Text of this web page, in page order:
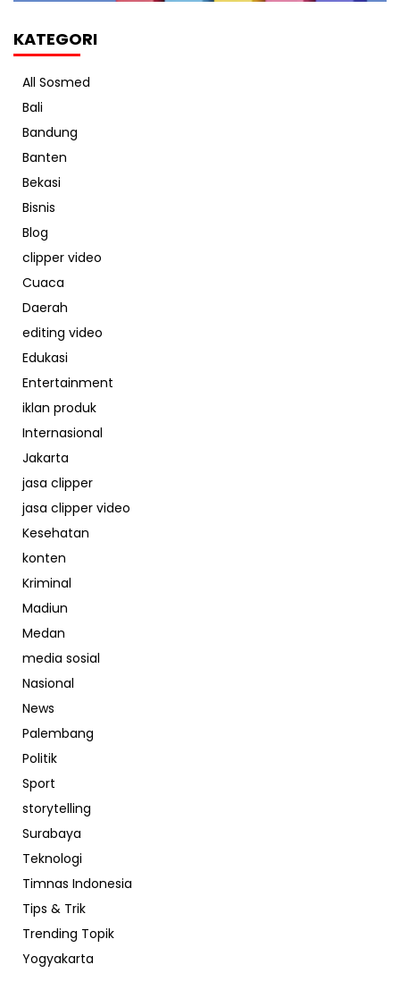
KATEGORI
All Sosmed
Bali
Bandung
Banten
Bekasi
Bisnis
Blog
clipper video
Cuaca
Daerah
editing video
Edukasi
Entertainment
iklan produk
Internasional
Jakarta
jasa clipper
jasa clipper video
Kesehatan
konten
Kriminal
Madiun
Medan
media sosial
Nasional
News
Palembang
Politik
Sport
storytelling
Surabaya
Teknologi
Timnas Indonesia
Tips & Trik
Trending Topik
Yogyakarta